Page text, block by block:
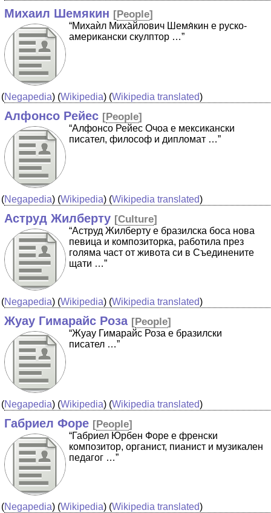
Михаил Шемякин [People]
“Михаѝл Миха̀йлович Шемя̀кин е руско-
американски скулптор …”
(Negapedia) (Wikipedia) (Wikipedia translated)
Алфонсо Рейес [People]
“Алфонсо Рейес Очоа е мексикански
писател, философ и дипломат …”
(Negapedia) (Wikipedia) (Wikipedia translated)
Аструд Жилберту [Culture]
“Аструд Жилберту е бразилска боса нова
певица и композиторка, работила през
голяма част от живота си в Съединените
щати …”
(Negapedia) (Wikipedia) (Wikipedia translated)
Жуау Гимарайс Роза [People]
“Жуау Гимарайс Роза е бразилски
писател …”
(Negapedia) (Wikipedia) (Wikipedia translated)
Габриел Форе [People]
“Габриел Юрбен Форе е френски
композитор, органист, пианист и музикален
педагог …”
(Negapedia) (Wikipedia) (Wikipedia translated)